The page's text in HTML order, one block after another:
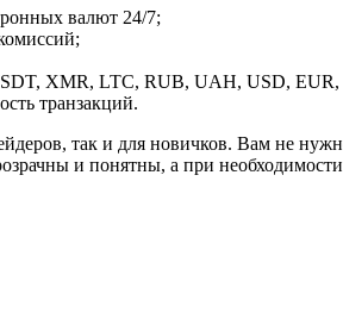
валют 24/7;
XMR, LTC, RUB, UAH, USD,
транзакций.
так и для новичков. Вам не
и понятны, а при